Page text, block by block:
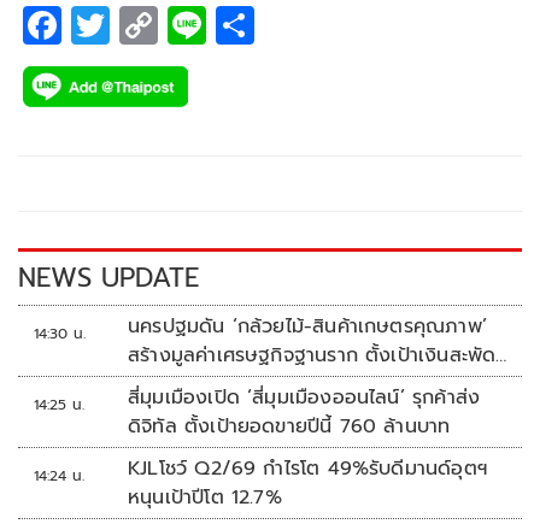
F
ac
e
k
T
wi
tt
C
o
p
k
Li
NEWS UPDATE
14:30 น.
นครปฐมดัน ‘กล้วยไม้-สินค้าเกษตรคุณภาพ’
สร้างมูลค่าเศรษฐกิจฐานราก ตั้งเป้าเงินสะพัด
10 ล้านบาท
14:25 น.
สี่มุมเมืองเปิด ‘สี่มุมเมืองออนไลน์’ รุกค้าส่ง
ดิจิทัล ตั้งเป้ายอดขายปีนี้ 760 ล้านบาท
14:24 น.
KJLโชว์ Q2/69 กำไรโต 49%รับดีมานด์อุตฯ
หนุนเป้าปีโต 12.7%